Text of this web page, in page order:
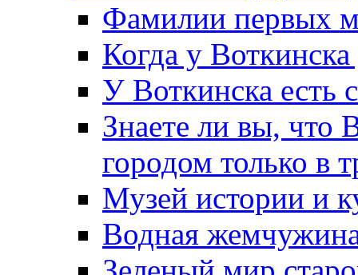
Фамилии первых
Когда у
У Воткинска есть
Знаете ли вы, что
городом только в
Музей истории и
Водная